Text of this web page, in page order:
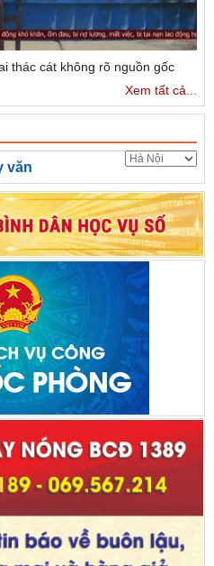
thác cát không rõ nguồn gốc
Xem tất cả...
văn